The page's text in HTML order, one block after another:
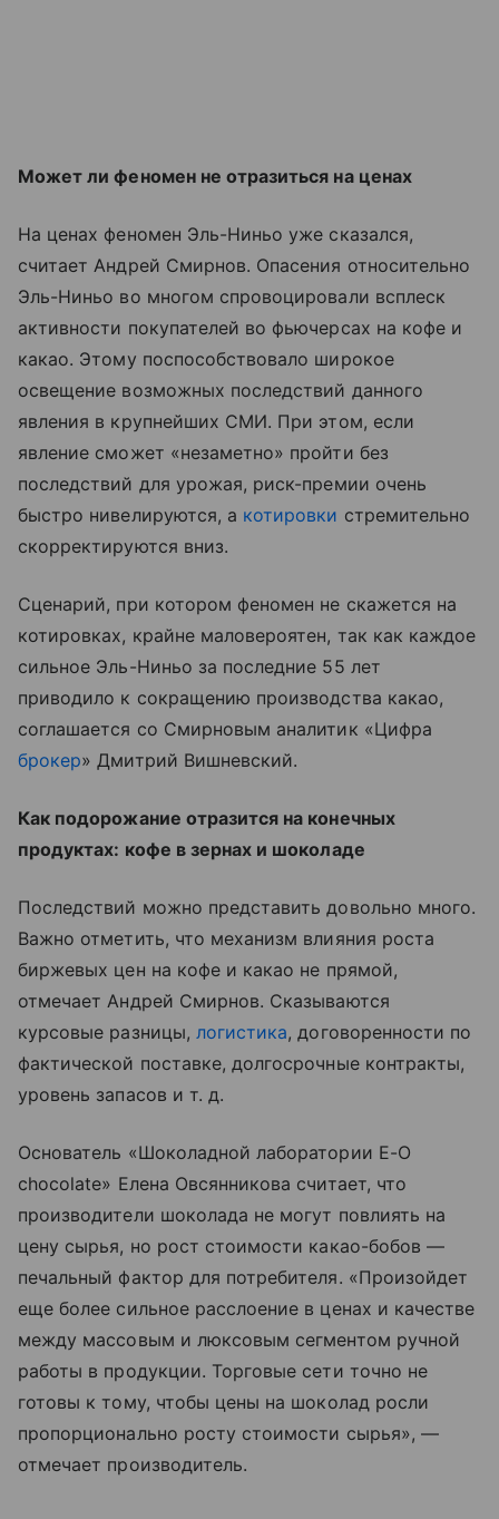
Может ли феномен не отразиться на ценах
На ценах феномен Эль-Ниньо уже сказался,
считает Андрей Смирнов. Опасения относительно
Эль-Ниньо во многом спровоцировали всплеск
активности покупателей во фьючерсах на кофе и
какао. Этому поспособствовало широкое
освещение возможных последствий данного
явления в крупнейших СМИ. При этом, если
явление сможет «незаметно» пройти без
последствий для урожая, риск-премии очень
быстро нивелируются, а котировки стремительно
скорректируются вниз.
Сценарий, при котором феномен не скажется на
котировках, крайне маловероятен, так как каждое
сильное Эль-Ниньо за последние 55 лет
приводило к сокращению производства какао,
соглашается со Смирновым аналитик «Цифра
брокер» Дмитрий Вишневский.
Как подорожание отразится на конечных
продуктах: кофе в зернах и шоколаде
Последствий можно представить довольно много.
Важно отметить, что механизм влияния роста
биржевых цен на кофе и какао не прямой,
отмечает Андрей Смирнов. Сказываются
курсовые разницы, логистика, договоренности по
фактической поставке, долгосрочные контракты,
уровень запасов и т. д.
Основатель «Шоколадной лаборатории E-O
chocolate» Елена Овсянникова считает, что
производители шоколада не могут повлиять на
цену сырья, но рост стоимости какао-бобов —
печальный фактор для потребителя. «Произойдет
еще более сильное расслоение в ценах и качестве
между массовым и люксовым сегментом ручной
работы в продукции. Торговые сети точно не
готовы к тому, чтобы цены на шоколад росли
пропорционально росту стоимости сырья», —
отмечает производитель.